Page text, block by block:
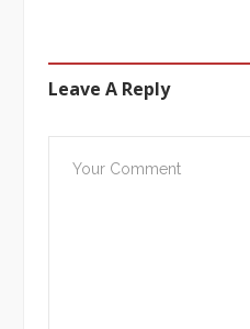
Leave A Reply